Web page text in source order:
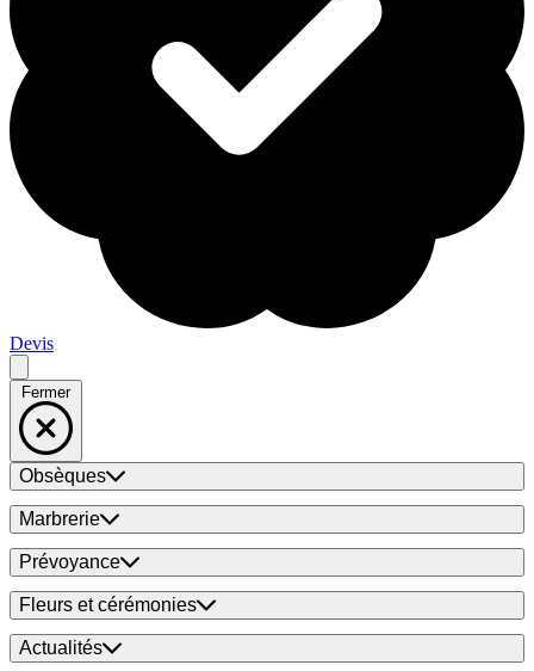
Devis
Fermer
Obsèques
Marbrerie
Prévoyance
Fleurs et cérémonies
Actualités